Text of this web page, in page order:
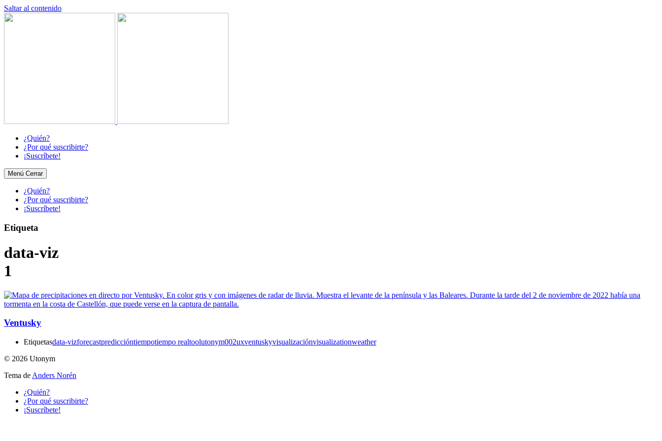
Saltar al contenido
¿Quién?
¿Por qué suscribirte?
¡Suscríbete!
Menú Cerrar
¿Quién?
¿Por qué suscribirte?
¡Suscríbete!
Etiqueta
data-viz
1
Ventusky
Etiquetasdata-vizforecastprediccióntiempotiempo realtoolutonym002uxventuskyvisualizaciónvisualizationweather
© 2026 Utonym
Tema de Anders Norén
¿Quién?
¿Por qué suscribirte?
¡Suscríbete!